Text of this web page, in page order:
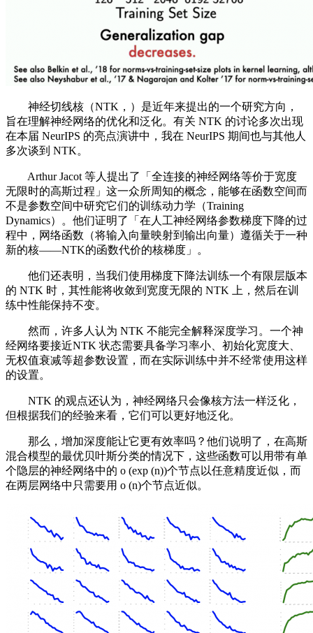
神经切线核（NTK，）是近年来提出的一个研究方向，
旨在理解神经网络的优化和泛化。有关 NTK 的讨论多次出现
在本届 NeurIPS 的亮点演讲中，我在 NeurIPS 期间也与其他人
多次谈到 NTK。
Arthur Jacot 等人提出了「全连接的神经网络等价于宽度
无限时的高斯过程」这一众所周知的概念，能够在函数空间而
不是参数空间中研究它们的训练动力学（Training
Dynamics）。他们证明了「在人工神经网络参数梯度下降的过
程中，网络函数（将输入向量映射到输出向量）遵循关于一种
新的核——NTK的函数代价的核梯度」。
他们还表明，当我们使用梯度下降法训练一个有限层版本
的 NTK 时，其性能将收敛到宽度无限的 NTK 上，然后在训
练中性能保持不变。
然而，许多人认为 NTK 不能完全解释深度学习。一个神
经网络要接近NTK 状态需要具备学习率小、初始化宽度大、
无权值衰减等超参数设置，而在实际训练中并不经常使用这样
的设置。
NTK 的观点还认为，神经网络只会像核方法一样泛化，
但根据我们的经验来看，它们可以更好地泛化。
那么，增加深度能让它更有效率吗？他们说明了，在高斯
混合模型的最优贝叶斯分类的情况下，这些函数可以用带有单
个隐层的神经网络中的 o (exp (n))个节点以任意精度近似，而
在两层网络中只需要用 o (n)个节点近似。